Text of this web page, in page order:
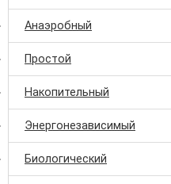
Анаэробный
Простой
Накопительный
Энергонезависимый
Биологический